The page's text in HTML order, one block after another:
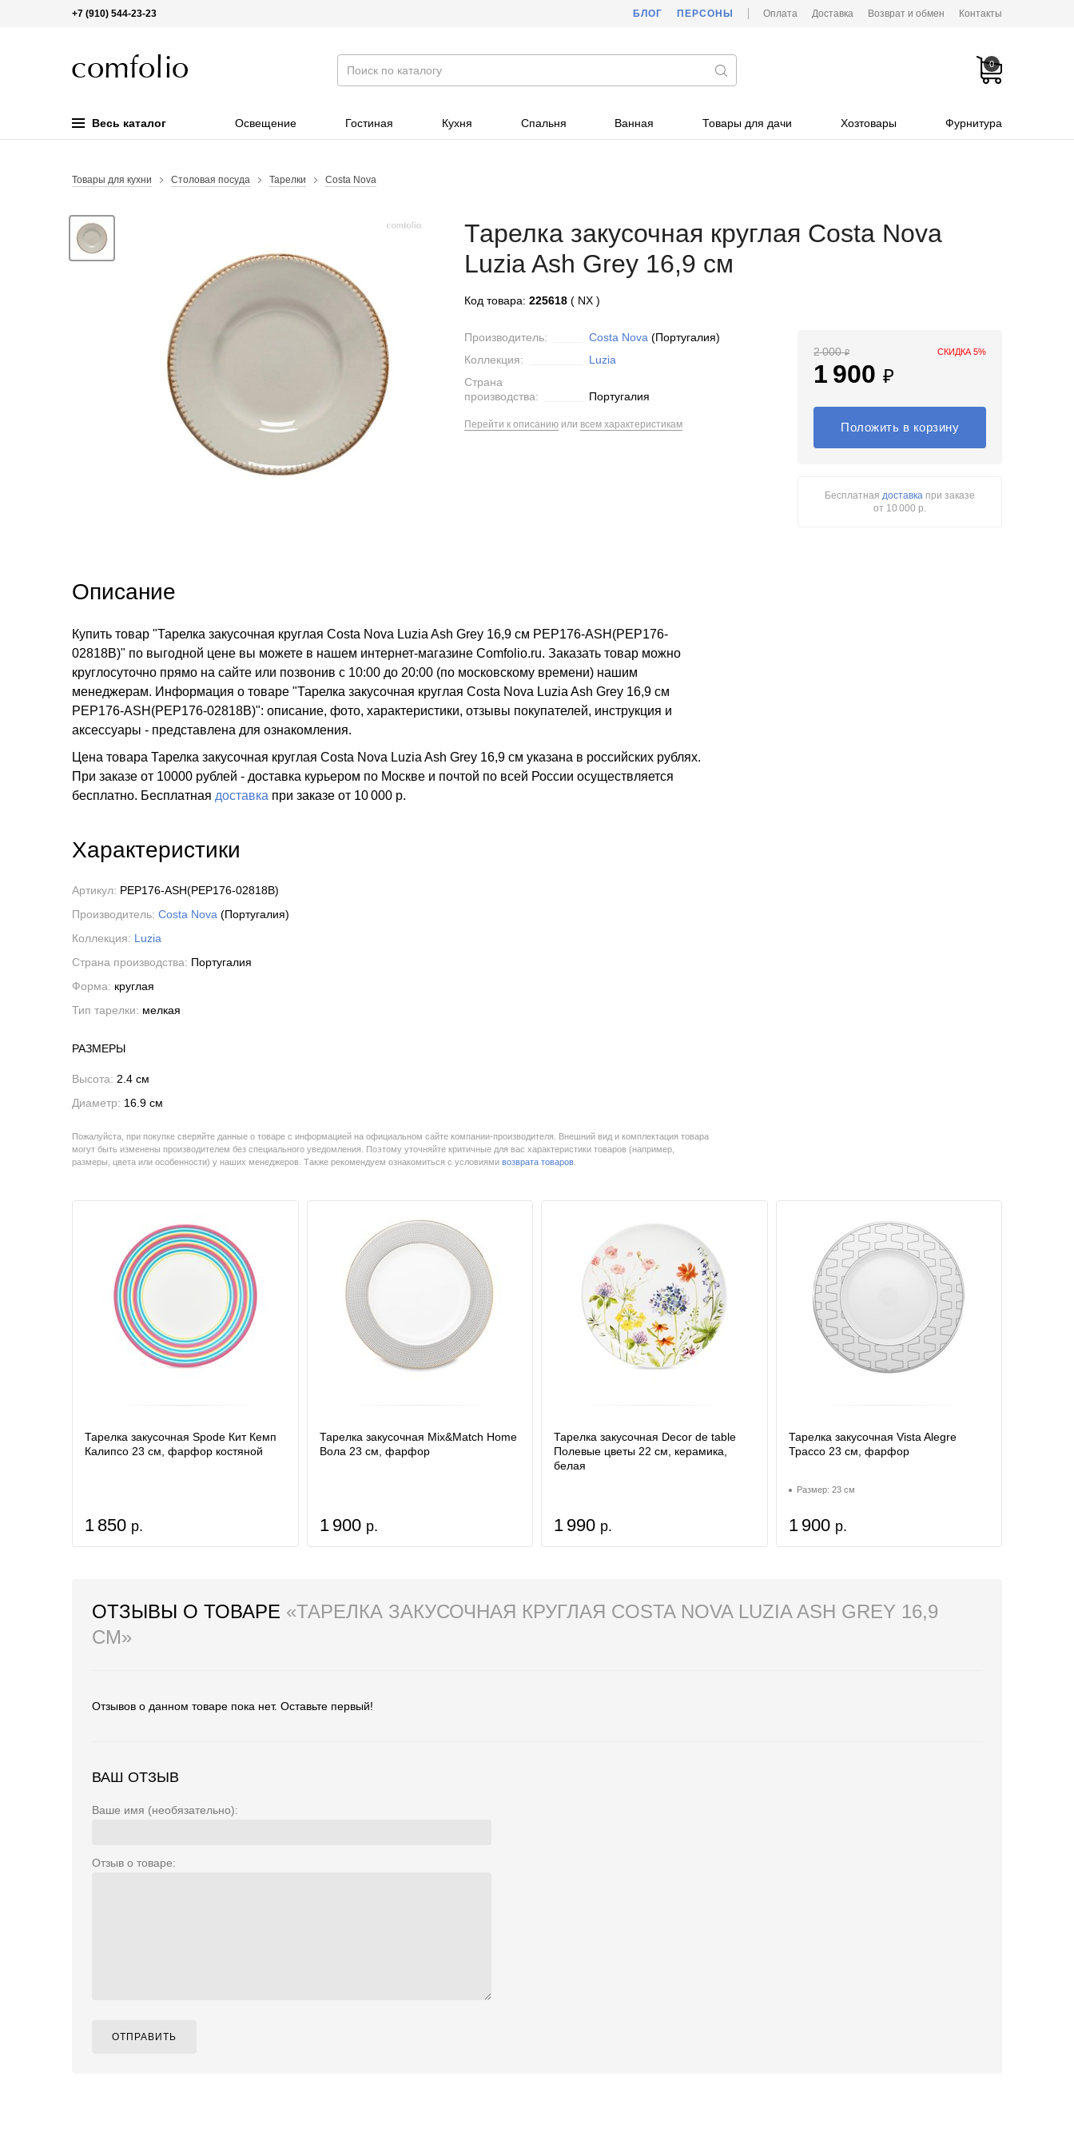
+7 (910) 544-23-23 БЛОГ ПЕРСОНЫ Оплата Доставка Возврат и обмен Контакты
0
Весь каталог Освещение Гостиная Кухня Спальня Ванная Товары для дачи Хозтовары Фурнитура
Товары для кухни Столовая посуда Тарелки Costa Nova
Тарелка закусочная круглая Costa Nova
Luzia Ash Grey 16,9 см
Код товара: 225618 ( NX )
Производитель: Costa Nova (Португалия)
Коллекция:
Luzia
Страна
производства:
Португалия
Перейти к описаниюили всем характеристикам
СКИДКА 5%
2 000₽
1 900 ₽
Положить в корзину
Бесплатнаядоставка при заказе
от 10 000 р.
Описание
Купить товар "Тарелка закусочная круглая Costa Nova Luzia Ash Grey 16,9 см PEP176-ASH(PEP176-
02818B)" по выгодной цене вы можете в нашем интернет-магазине Comfolio.ru. Заказать товар можно
круглосуточно прямо на сайте или позвонив с 10:00 до 20:00 (по московскому времени) нашим
менеджерам. Информация о товаре "Тарелка закусочная круглая Costa Nova Luzia Ash Grey 16,9 см
PEP176-ASH(PEP176-02818B)": описание, фото, характеристики, отзывы покупателей, инструкция и
аксессуары - представлена для ознакомления.
Цена товара Тарелка закусочная круглая Costa Nova Luzia Ash Grey 16,9 см указана в российских рублях.
При заказе от 10000 рублей - доставка курьером по Москве и почтой по всей России осуществляется
бесплатно. Бесплатная доставка при заказе от 10 000 р.
Характеристики
Артикул: PEP176-ASH(PEP176-02818B)
Производитель: Costa Nova (Португалия)
Коллекция: Luzia
Страна производства: Португалия
Форма: круглая
Тип тарелки: мелкая
РАЗМЕРЫ
Высота: 2.4 см
Диаметр: 16.9 см
Пожалуйста, при покупке сверяйте данные о товаре с информацией на официальном сайте компании-производителя. Внешний вид и комплектация товара
могут быть изменены производителем без специального уведомления. Поэтому уточняйте критичные для вас характеристики товаров (например,
размеры, цвета или особенности) у наших менеджеров. Также рекомендуем ознакомиться с условиями возврата товаров
Тарелка закусочная Spode Кит Кемп
Калипсо 23 см, фарфор костяной
1 850 р.
Тарелка закусочная Mix&Match Home
Вола 23 см, фарфор
1 900 р.
Тарелка закусочная Decor de table
Полевые цветы 22 см, керамика,
белая
1 990 р.
Тарелка закусочная Vista Alegre
Трассо 23 см, фарфор
Размер: 23 см
1 900 р.
ОТЗЫВЫ О ТОВАРЕ «ТАРЕЛКА ЗАКУСОЧНАЯ КРУГЛАЯ COSTA NOVA LUZIA ASH GREY 16,9
СМ»
Отзывов о данном товаре пока нет. Оставьте первый!
ВАШ ОТЗЫВ
Ваше имя (необязательно):
Отзыв о товаре:
ОТПРАВИТЬ